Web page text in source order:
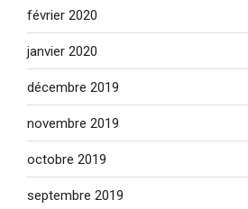
février 2020
janvier 2020
décembre 2019
novembre 2019
octobre 2019
septembre 2019